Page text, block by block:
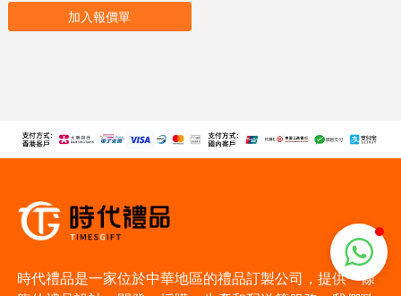
加入報價單
時代禮品是一家位於中華地區的禮品訂製公司，提供一條